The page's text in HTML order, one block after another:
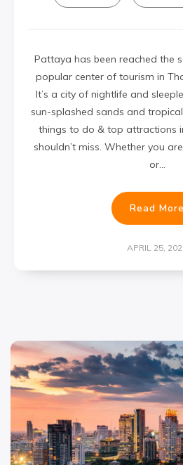
Pattaya has been reached the
popular center of tourism in
It’s a city of nightlife and
sun-splashed sands and
things to do & top attractions
shouldn’t miss. Whether you
or…
Read More
APRIL 25,